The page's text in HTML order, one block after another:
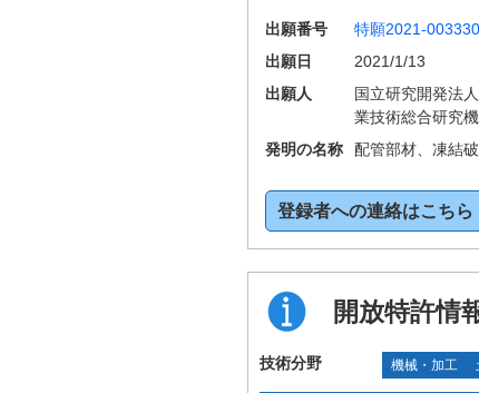
出願番号 特願2021-003330
出願日
2021/1/13
出願人
国立研究開発法
業技術総合研究
発明の名称 配管部材、凍結
登録者への連絡はこちら
開放特許情
技術分野 機械・加工